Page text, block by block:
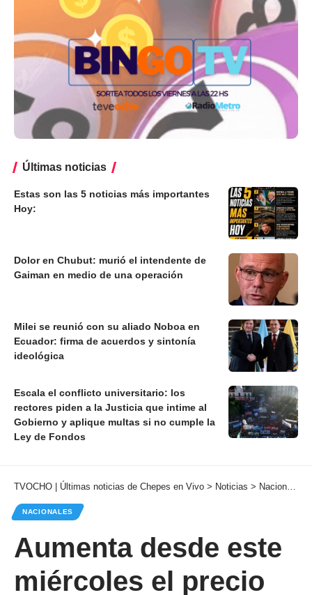
Últimas noticias
Estas son las 5 noticias más importantes
Hoy:
Dolor en Chubut: murió el intendente de
Gaiman en medio de una operación
Milei se reunió con su aliado Noboa en
Ecuador: firma de acuerdos y sintonía
ideológica
Escala el conflicto universitario: los
rectores piden a la Justicia que intime al
Gobierno y aplique multas si no cumple la
Ley de Fondos
TVOCHO | Últimas noticias de Chepes en Vivo > Noticias > Nacionales
NACIONALES
Aumenta desde este
miércoles el precio